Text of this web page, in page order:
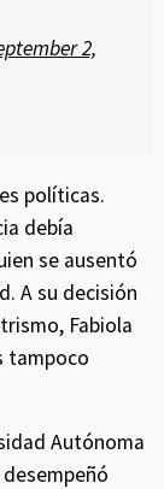
2,
políticas.
debía
se ausentó
A su decisión
Fabiola
tampoco
Autónoma